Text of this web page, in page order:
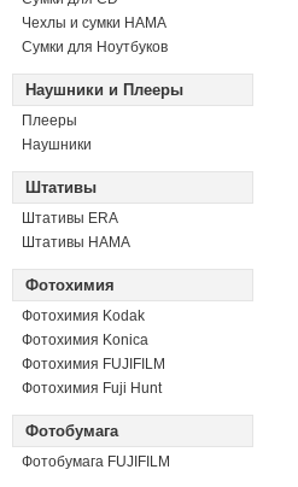
Чехлы и сумки HAMA
Сумки для Ноутбуков
Наушники и Плееры
Плееры
Наушники
Штативы
Штативы ERA
Штативы HAMA
Фотохимия
Фотохимия Kodak
Фотохимия Konica
Фотохимия FUJIFILM
Фотохимия Fuji Hunt
Фотобумага
Фотобумага FUJIFILM